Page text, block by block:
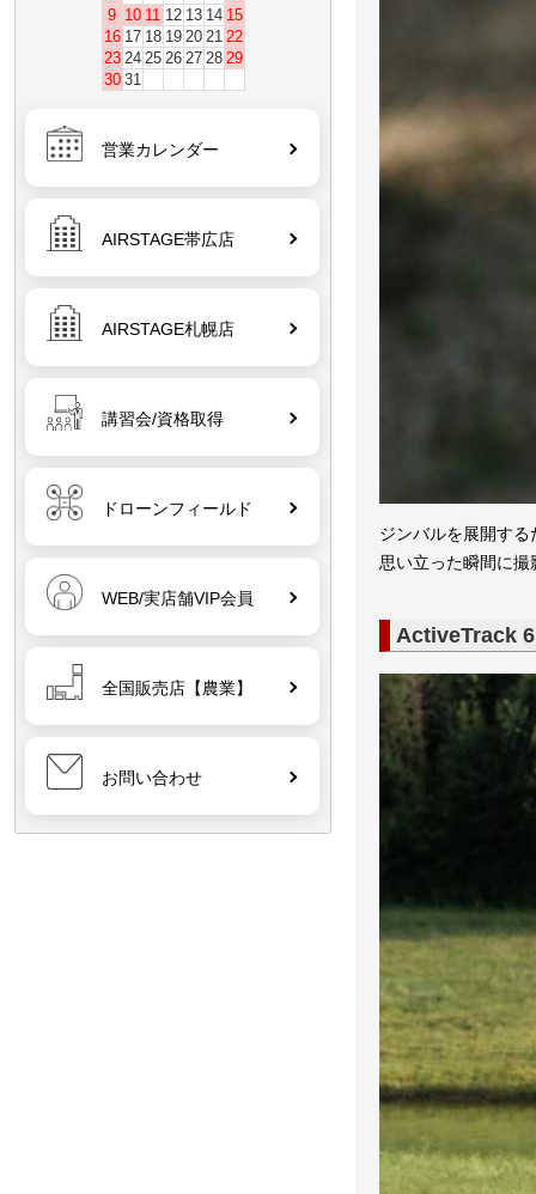
9 10 11 12 13 14 15
16 17 18 19 20 21 22
23 24 25 26 27 28 29
30 31
営業カレンダー
AIRSTAGE帯広店
AIRSTAGE札幌店
講習会/資格取得
ドローンフィールド
WEB/実店舗VIP会員
全国販売店【農業】
お問い合わせ
ジンバルを展開す
思い立った瞬間に
ActiveTrack